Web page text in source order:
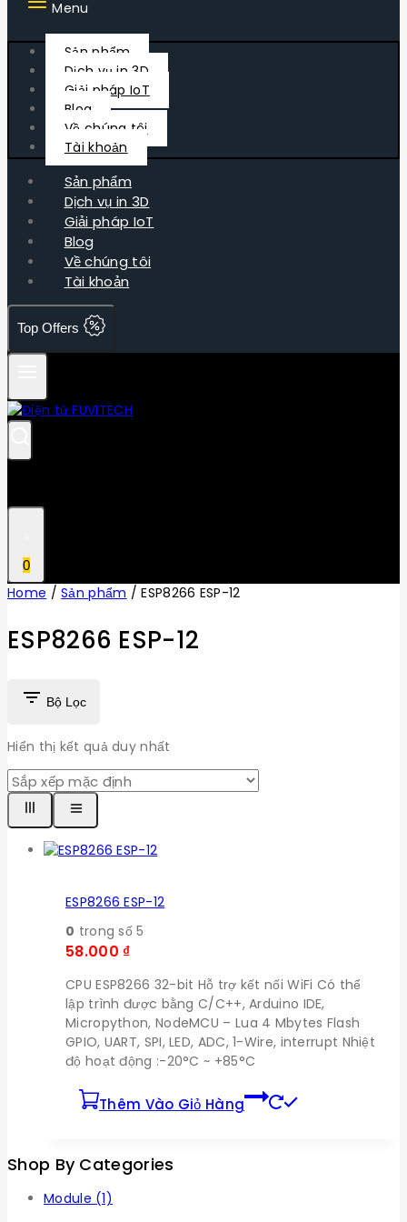
Menu
Sản phẩm
Dịch vụ in 3D
Giải pháp IoT
Blog
Về chúng tôi
Tài khoản
Sản phẩm
Dịch vụ in 3D
Giải pháp IoT
Blog
Về chúng tôi
Tài khoản
Top Offers
0
Home / Sản phẩm / ESP8266 ESP-12
ESP8266 ESP-12
Bộ Lọc
Hiển thị kết quả duy nhất
ESP8266 ESP-12
0 trong số 5
58.000 ₫
CPU ESP8266 32-bit Hỗ trợ kết nối WiFi Có thể
lập trình được bằng C/C++, Arduino IDE,
Micropython, NodeMCU – Lua 4 Mbytes Flash
GPIO, UART, SPI, LED, ADC, 1-Wire, interrupt Nhiệt
độ hoạt động :-20°C ~ +85°C
Thêm Vào Giỏ Hàng
Shop By Categories
Module (1)